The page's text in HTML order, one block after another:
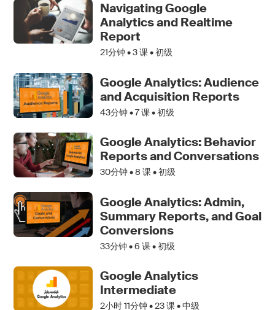
Navigating Google
Analytics and Realtime
Report
21分钟 •3课 • 初级
Google Analytics: Audience
and Acquisition Reports
43分钟 •7课 • 初级
Google Analytics: Behavior
Reports and Conversations
30分钟 •8 课 • 初级
Google Analytics: Admin,
Summary Reports, and Goal
Conversions
33分钟 •6 课 • 初级
Google Analytics
Intermediate
2小时 11分钟 •23课 • 中级